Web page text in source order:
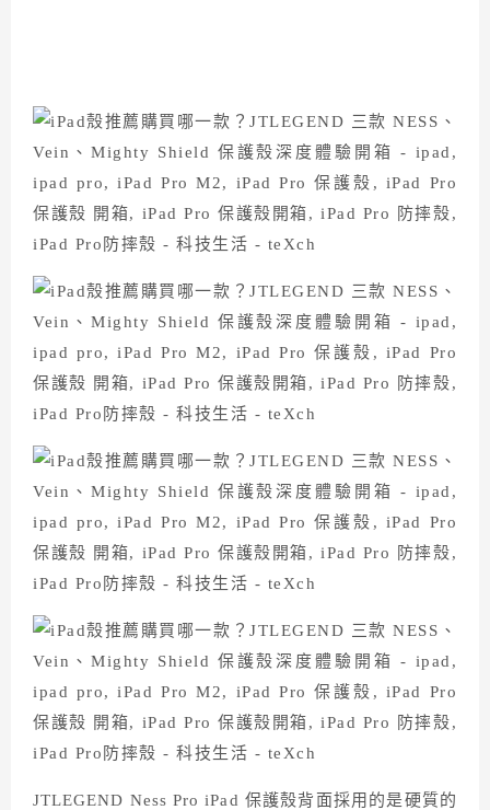
JTLEGEND Ness Pro iPad 保護殼背面採用的是硬質的